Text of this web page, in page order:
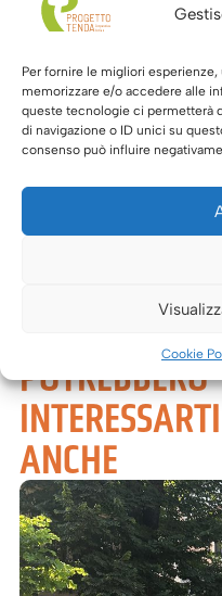
Per fornire le migliori
memorizzare e/o accedere alle
queste tecnologie ci permetterà
di navigazione o ID unici su
consenso può influire
Cookie
svolto nei
comunità e
corresponsabilità
istituzioni.
La partecipazione
richiesta
POTREBBERO
INTERESSARTI
ANCHE